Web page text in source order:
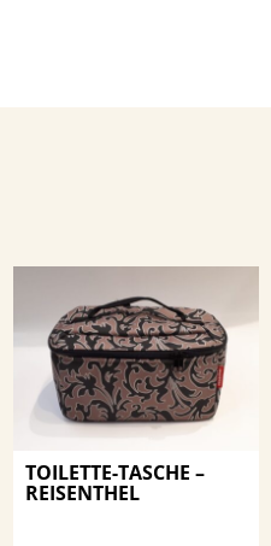
TOILETTE-TASCHE –
REISENTHEL